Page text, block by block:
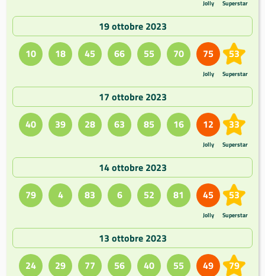
Jolly Superstar
19 ottobre 2023
10
18 45 66 55 70 75
Jolly
53
Superstar
17 ottobre 2023
40
39 28 63 85 16 12
Jolly
33
Superstar
14 ottobre 2023
79
4 83 6 52 81 45
Jolly
53
Superstar
13 ottobre 2023
24
29 77 56 40 55 49 79